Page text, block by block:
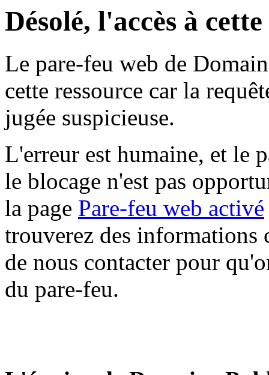
Désolé, l'accès à
Le pare-feu web de
cette ressource car la
jugée suspicieuse.
L'erreur est humaine, et le
le blocage n'est pas
la page Pare-feu web activé
trouverez des informations
de nous contacter pour
du pare-feu.